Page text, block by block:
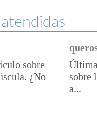
sobre
¿No
sobre
a...